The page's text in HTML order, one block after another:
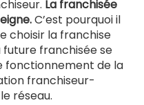
La franchisée
C’est pourquoi il
choisir la franchise
franchisée se
fonctionnement de la
franchiseur-
réseau.